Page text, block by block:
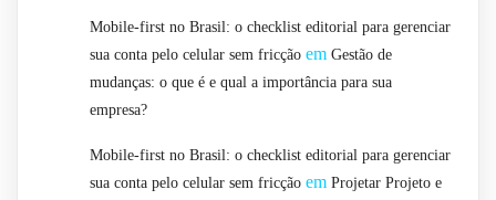
Mobile-first no Brasil: o checklist editorial para gerenciar
sua conta pelo celular sem fricção em Gestão de
mudanças: o que é e qual a importância para sua
empresa?
Mobile-first no Brasil: o checklist editorial para gerenciar
sua conta pelo celular sem fricção em Projetar Projeto e